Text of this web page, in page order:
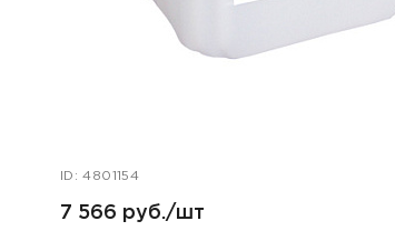
ID: 4801154
7 566 руб./шт